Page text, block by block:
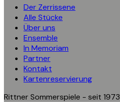
Der Zerrissene
Alle Stücke
Über uns
Ensemble
In Memoriam
Partner
Kontakt
Kartenreservierung
Rittner Sommerspiele - seit 1973